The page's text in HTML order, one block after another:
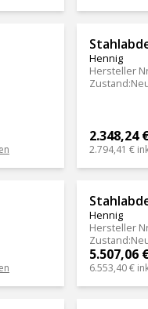
Hennig
Hersteller
Zustand:
2.348,24
2.794,41 €
Hennig
Hersteller
Zustand:
5.507,06
6.553,40 €